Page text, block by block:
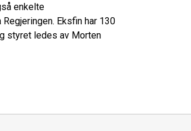
enkelte
Eksfin har 130
styret ledes av Morten